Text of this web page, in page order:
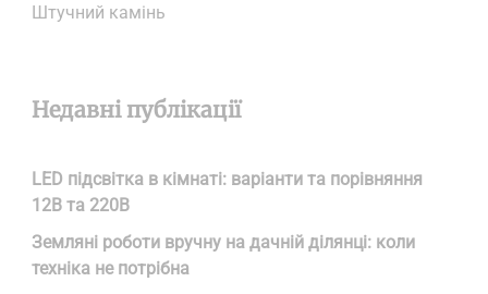
Штучний камінь
Недавні публікації
LED підсвітка в кімнаті: варіанти та порівняння
12В та 220В
Земляні роботи вручну на дачній ділянці: коли
техніка не потрібна